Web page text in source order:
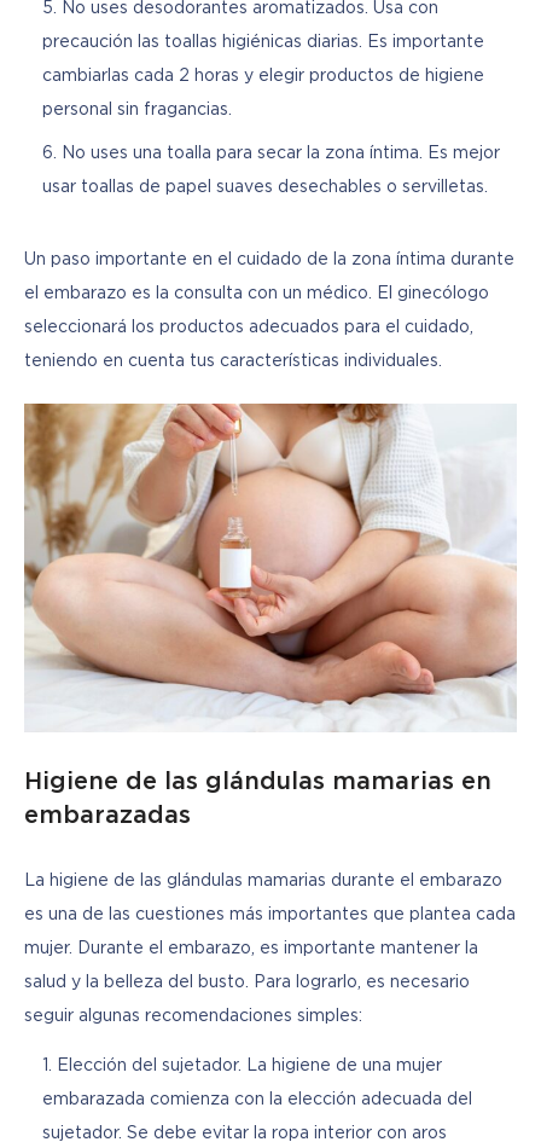
No uses desodorantes aromatizados. Usa con
precaución las toallas higiénicas diarias. Es importante
cambiarlas cada 2 horas y elegir productos de higiene
personal sin fragancias.
No uses una toalla para secar la zona íntima. Es mejor
usar toallas de papel suaves desechables o servilletas.
Un paso importante en el cuidado de la zona íntima durante
el embarazo es la consulta con un médico. El ginecólogo
seleccionará los productos adecuados para el cuidado,
teniendo en cuenta tus características individuales.
Higiene de las glándulas mamarias en
embarazadas
La higiene de las glándulas mamarias durante el embarazo
es una de las cuestiones más importantes que plantea cada
mujer. Durante el embarazo, es importante mantener la
salud y la belleza del busto. Para lograrlo, es necesario
seguir algunas recomendaciones simples:
Elección del sujetador. La higiene de una mujer
embarazada comienza con la elección adecuada del
sujetador. Se debe evitar la ropa interior con aros